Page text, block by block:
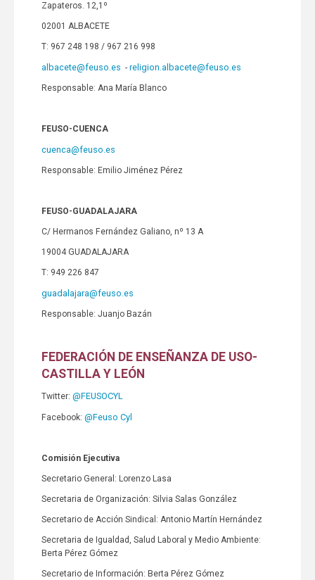
Zapateros. 12,1º
02001 ALBACETE
T: 967 248 198 / 967 216 998
albacete@feuso.es - religion.albacete@feuso.es
Responsable: Ana María Blanco
FEUSO-CUENCA
cuenca@feuso.es
Responsable: Emilio Jiménez Pérez
FEUSO-GUADALAJARA
C/ Hermanos Fernández Galiano, nº 13 A
19004 GUADALAJARA
T: 949 226 847
guadalajara@feuso.es
Responsable: Juanjo Bazán
FEDERACIÓN DE ENSEÑANZA DE USO-
CASTILLA Y LEÓN
Twitter: @FEUSOCYL
Facebook: @Feuso Cyl
Comisión Ejecutiva
Secretario General: Lorenzo Lasa
Secretaria de Organización: Silvia Salas González
Secretario de Acción Sindical: Antonio Martín Hernández
Secretaria de Igualdad, Salud Laboral y Medio Ambiente:
Berta Pérez Gómez
Secretario de Información: Berta Pérez Gómez